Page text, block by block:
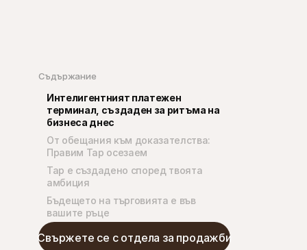
Съдържание
Интелигентният платежен
терминал, създаден за ритъма на
бизнеса днес
От обещания към доказателства:
Правим Tap осезаем
Tap е създадено според твоята
амбиция
Бъдещето на търговията е във
вашите ръце
Свържете се с отдела за продажби